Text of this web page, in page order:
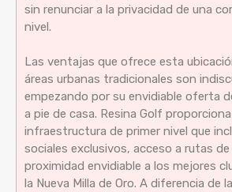
sin renunciar a la privacidad de una
nivel.
Las ventajas que ofrece esta
áreas urbanas tradicionales son
empezando por su envidiable oferta
a pie de casa. Resina Golf
infraestructura de primer nivel que
sociales exclusivos, acceso a rutas
proximidad envidiable a los mejores
la Nueva Milla de Oro. A diferencia de